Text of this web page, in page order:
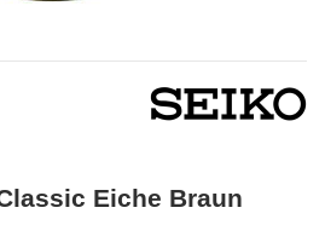
Eiche Braun